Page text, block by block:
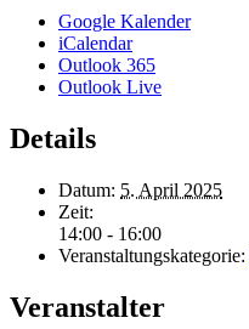
Google Kalender
iCalendar
Outlook 365
Outlook Live
Details
Datum: 5. April 2025
Zeit:
14:00 - 16:00
Veranstaltungskategorie:
Veranstalter